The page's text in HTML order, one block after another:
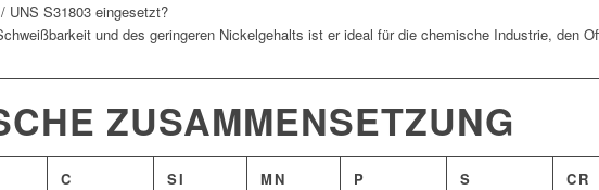
UNS S31803 eingesetzt?
und des geringeren Nickelgehalts ist er ideal für die chemische Industrie, den
ZUSAMMENSETZUNG
C SI MN P S CR